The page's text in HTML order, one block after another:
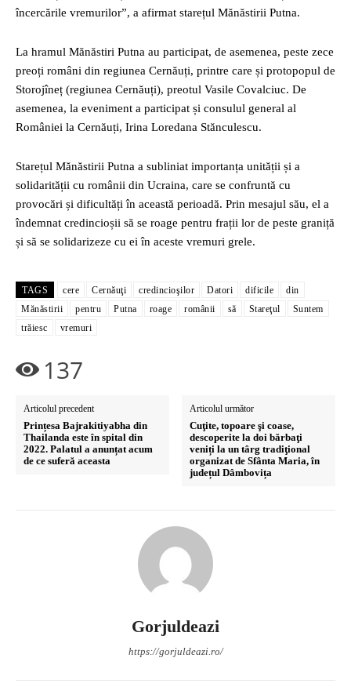
încercările vremurilor”, a afirmat starețul Mănăstirii Putna.
La hramul Mănăstiri Putna au participat, de asemenea, peste zece
preoți români din regiunea Cernăuți, printre care și protopopul de
Storojîneț (regiunea Cernăuți), preotul Vasile Covalciuc. De
asemenea, la eveniment a participat și consulul general al
României la Cernăuți, Irina Loredana Stănculescu.
Starețul Mănăstirii Putna a subliniat importanța unității și a
solidarității cu românii din Ucraina, care se confruntă cu
provocări și dificultăți în această perioadă. Prin mesajul său, el a
îndemnat credincioșii să se roage pentru frații lor de peste graniță
și să se solidarizeze cu ei în aceste vremuri grele.
TAGS cere Cernăuţi credincioşilor Datori dificile
din
Mănăstirii
pentru Putna roage românii să Stareţul
Suntem
trăiesc
vremuri
137
Articolul precedent
Prințesa Bajrakitiyabha din
Thailanda este în spital din
2022. Palatul a anunțat acum
de ce suferă aceasta
Articolul următor
Cuţite, topoare şi coase,
descoperite la doi bărbaţi
veniți la un târg tradiţional
organizat de Sfânta Maria, în
județul Dâmbovița
Gorjuldeazi
https://gorjuldeazi.ro/